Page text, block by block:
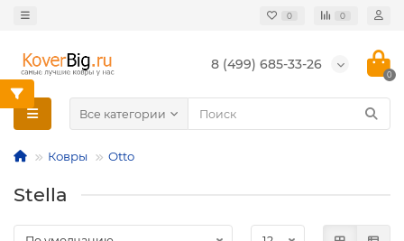
0 0
8 (499) 685-33-26
0
Все категории
Ковры Otto
Stella